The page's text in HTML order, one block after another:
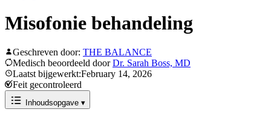
Misofonie behandeling
Geschreven door: THE BALANCE
Medisch beoordeeld doorDr. Sarah Boss, MD
Laatst bijgewerkt:February 14, 2026
Feit gecontroleerd
Inhoudsopgave ▾